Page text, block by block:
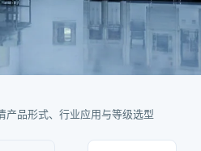
产品形式、行业应用与等级选型